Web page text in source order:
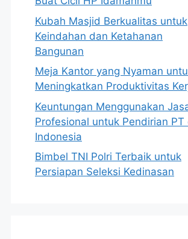
Kubah Masjid Berkualitas untuk
Keindahan dan Ketahanan
Bangunan
Meja Kantor yang Nyaman
Meningkatkan Produktivitas
Keuntungan Menggunakan
Profesional untuk Pendirian PT
Indonesia
Bimbel TNI Polri Terbaik untuk
Persiapan Seleksi Kedinasan